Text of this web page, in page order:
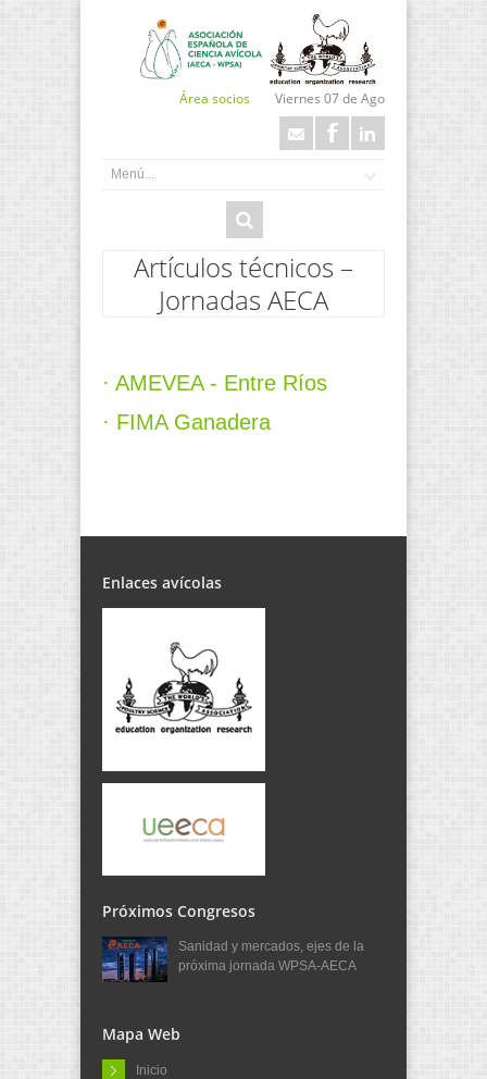
Área socios Viernes 07 de Ago
Artículos técnicos –
Jornadas AECA
· AMEVEA - Entre Ríos
· FIMA Ganadera
Enlaces avícolas
Próximos Congresos
Sanidad y mercados, ejes de la
próxima jornada WPSA-AECA
Mapa Web
Inicio